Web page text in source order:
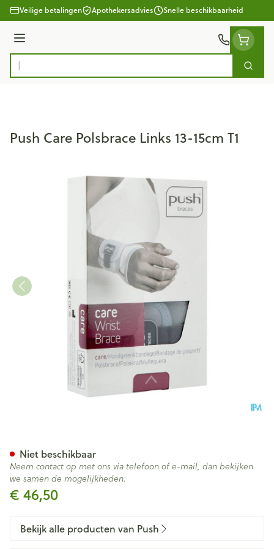
Ga naar de inhoud
Veilige betalingen Apothekersadvies Snelle beschikbaarheid
Menu
Product, merk, categorie...
Zoek
Push Care Polsbrace Links 13-15cm T1
€ 46,50
Niet beschikbaar
Neem contact op met ons via telefoon of e-mail, dan bekijken
we samen de mogelijkheden.
Bekijk alle producten van Push